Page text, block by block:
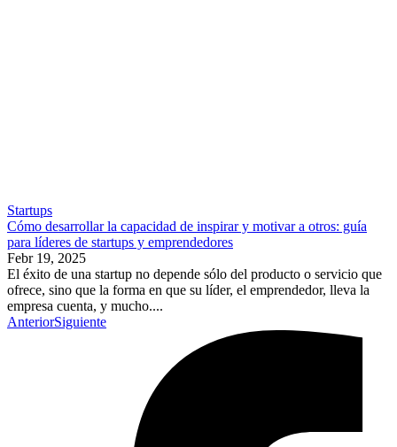
Startups
Cómo desarrollar la capacidad de inspirar y motivar a otros: guía
para líderes de startups y emprendedores
Febr 19, 2025
El éxito de una startup no depende sólo del producto o servicio que
ofrece, sino que la forma en que su líder, el emprendedor, lleva la
empresa cuenta, y mucho....
AnteriorSiguiente